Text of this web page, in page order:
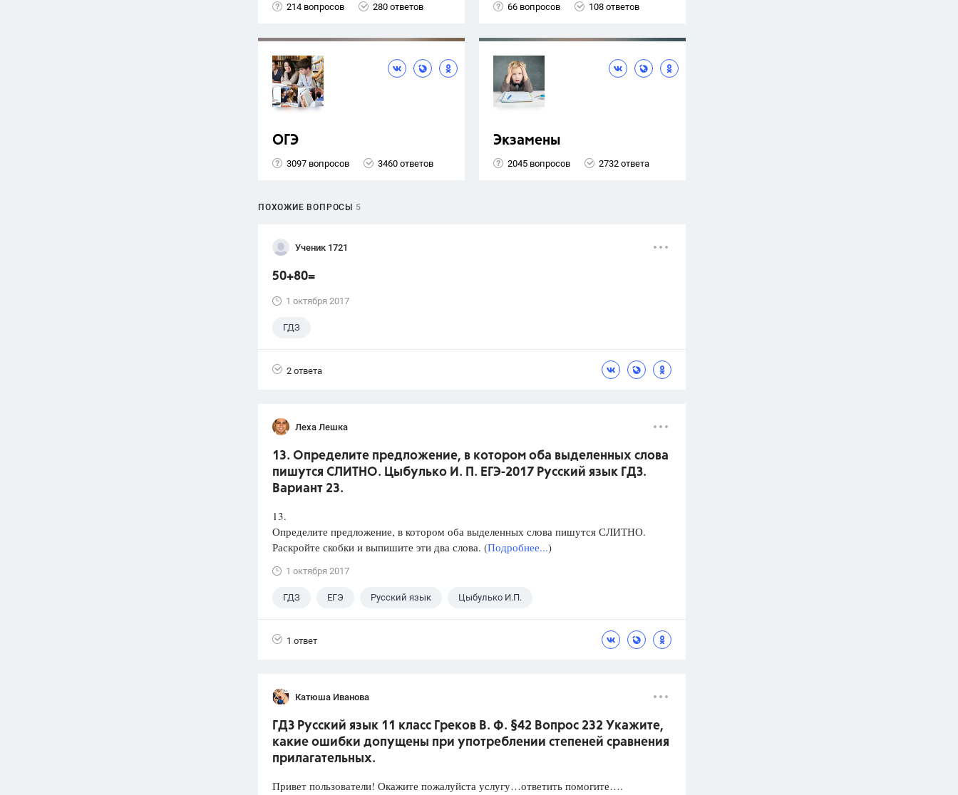
214 вопросов 280 ответов 66 вопросов 108 ответов
ОГЭ
3097 вопросов 3460 ответов
Экзамены
2045 вопросов 2732 ответа
ПОХОЖИЕ ВОПРОСЫ 5
Ученик 1721
50+80=
1 октября 2017
ГДЗ
2 ответа
Леха Лешка
13. Определите предложение, в котором оба выделенных слова
пишутся СЛИТНО. Цыбулько И. П. ЕГЭ-2017 Русский язык ГДЗ.
Вариант 23.
13.
Определите предложение, в котором оба выделенных слова пишутся СЛИТНО.
Раскройте скобки и выпишите эти два слова. (Подробнее...)
1 октября 2017
ГДЗ ЕГЭ Русский язык Цыбулько И.П.
1 ответ
Катюша Иванова
ГДЗ Русский язык 11 класс Греков В. Ф. §42 Вопрос 232 Укажите,
какие ошибки допущены при употреблении степеней сравнения
прилагательных.
Привет пользователи! Окажите пожалуйста услугу…ответить помогите….